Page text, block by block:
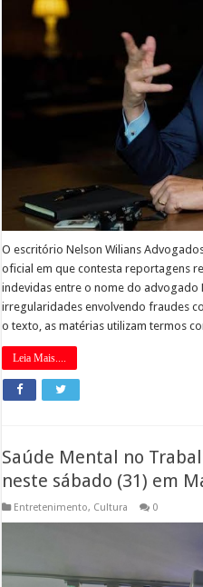
O escritório Nelson Wilians
oficial em que contesta reportagens
indevidas entre o nome do advogado
irregularidades envolvendo fraudes
o texto, as matérias utilizam termos
Leia Mais....
Saúde Mental no
neste sábado (31) em
Entretenimento, Cultura 0